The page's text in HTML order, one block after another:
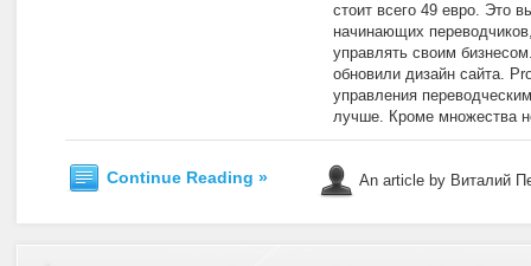
стоит всего 49 евро. Это
начинающих
управлять своим
обновили дизайн сайта.
управления
лучше. Кроме множества
Continue Reading » An article by Виталий